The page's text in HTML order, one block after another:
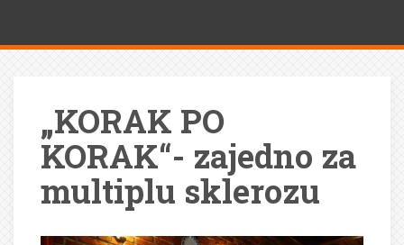
„KORAK PO
KORAK“- zajedno za
multiplu sklerozu